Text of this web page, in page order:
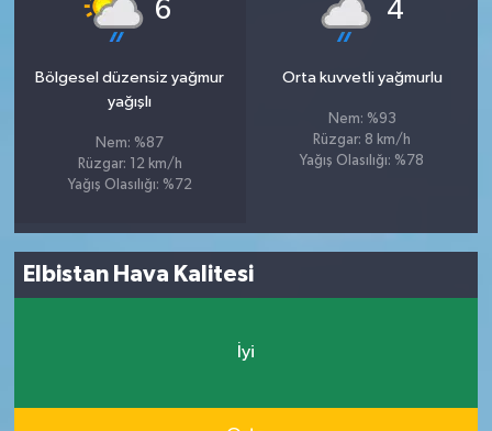
6
Bölgesel düzensiz yağmur
yağışlı
Nem: %87
Rüzgar: 12 km/h
Yağış Olasılığı: %72
4
Orta kuvvetli yağmurlu
Nem: %93
Rüzgar: 8 km/h
Yağış Olasılığı: %78
Elbistan Hava Kalitesi
İyi